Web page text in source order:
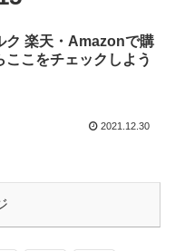
ク 楽天・Amazonで購
ここをチェックしよう
2021.12.30